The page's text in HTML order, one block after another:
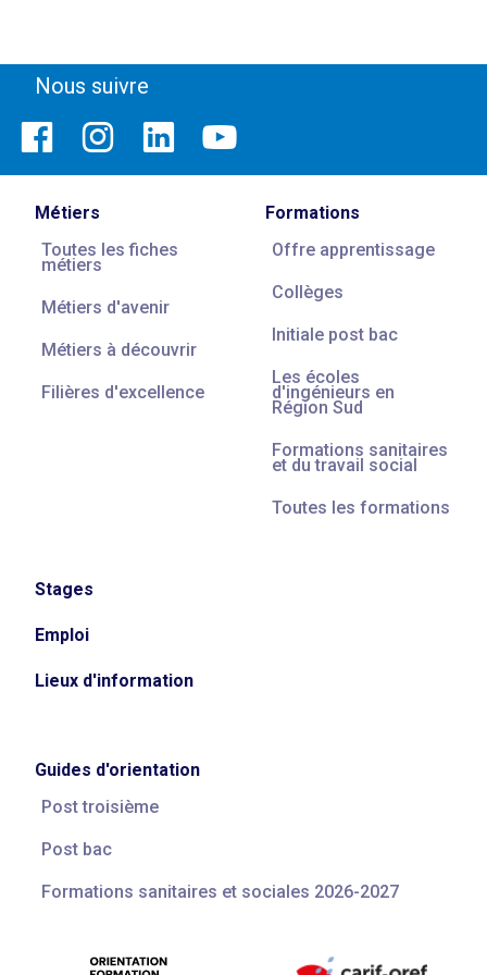
Nous suivre
Métiers
Toutes les fiches
métiers
Métiers d'avenir
Métiers à découvrir
Filières d'excellence
Formations
Offre apprentissage
Collèges
Initiale post bac
Les écoles
d'ingénieurs en
Région Sud
Formations sanitaires
et du travail social
Toutes les formations
Stages
Emploi
Lieux d'information
Guides d'orientation
Post troisième
Post bac
Formations sanitaires et sociales 2026-2027